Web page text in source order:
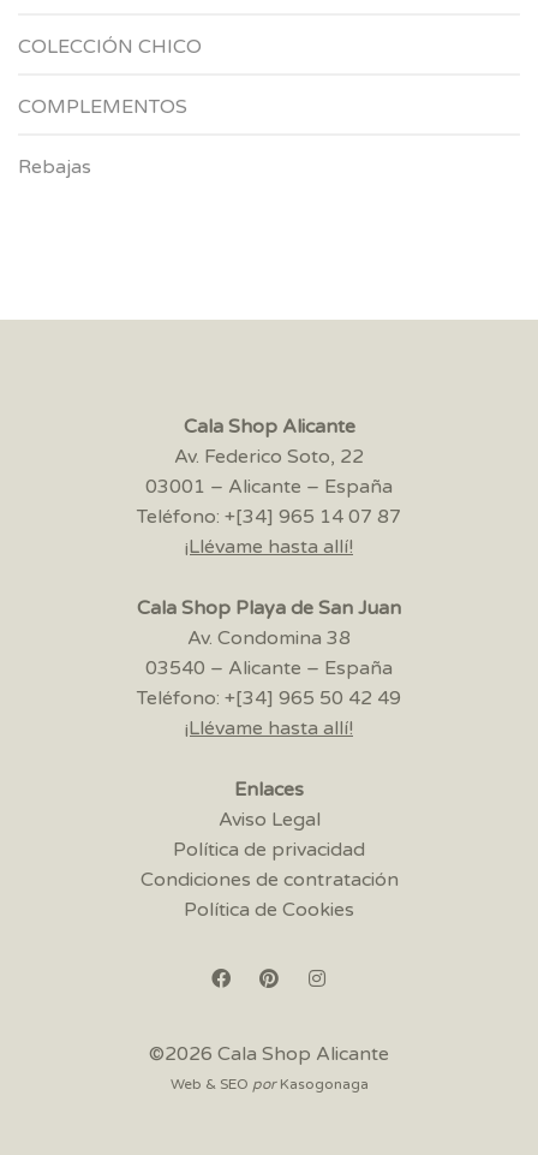
COLECCIÓN CHICO
COMPLEMENTOS
Rebajas
Cala Shop Alicante
Av. Federico Soto, 22
03001 – Alicante – España
Teléfono: +[34] 965 14 07 87
¡Llévame hasta allí!
Cala Shop Playa de San Juan
Av. Condomina 38
03540 – Alicante – España
Teléfono: +[34] 965 50 42 49
¡Llévame hasta allí!
Enlaces
Aviso Legal
Política de privacidad
Condiciones de contratación
Política de Cookies
©2026 Cala Shop Alicante
Web & SEO por Kasogonaga